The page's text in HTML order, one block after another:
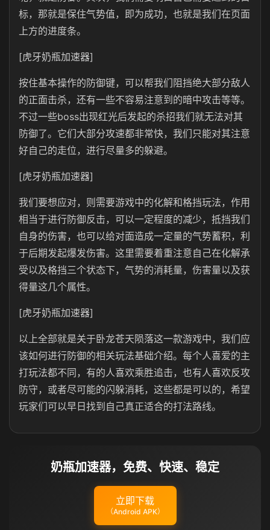
标，那就是保住气势值，即为成功，也就是我们在页面
上方的进度条。
[虎牙奶瓶加速器]
按住基本操作的防御键，可以帮我们阻挡绝大部分敌人
的正面击杀，还有一些不容易注意到的暗中攻击等等。
不过一些boss出现红光后发起的杀招我们就无法对其
防御了。它们大部分攻速都非常快，我们只能对其注意
好自己的走位，进行尽量多的躲避。
[虎牙奶瓶加速器]
我们要想应对，则需要游戏中的化解和格挡玩法，作用
相当于进行防御反击，可以一定程度的减少，抵挡我们
自身的伤害，也可以给对面造成一定量的气势蓄积，利
于后期发起爆发伤害。这里需要着重注意自己在化解承
受以及格挡三个状态下，气势的消耗量，伤害量以及获
得量这几个属性。
[虎牙奶瓶加速器]
以上全部就是关于卧龙苍天陨落这一款游戏中，我们应
该如何进行防御的相关玩法基础介绍。每个人喜爱的主
打玩法都不同，有的人喜欢乘胜追击，也有人喜欢反攻
防守，或者尽可能的闪躲消耗，这些都是可以的，希望
玩家们可以早日找到自己真正适合的打法路线。
奶瓶加速器，免费、快速、稳定
立即下载
（Android APK）